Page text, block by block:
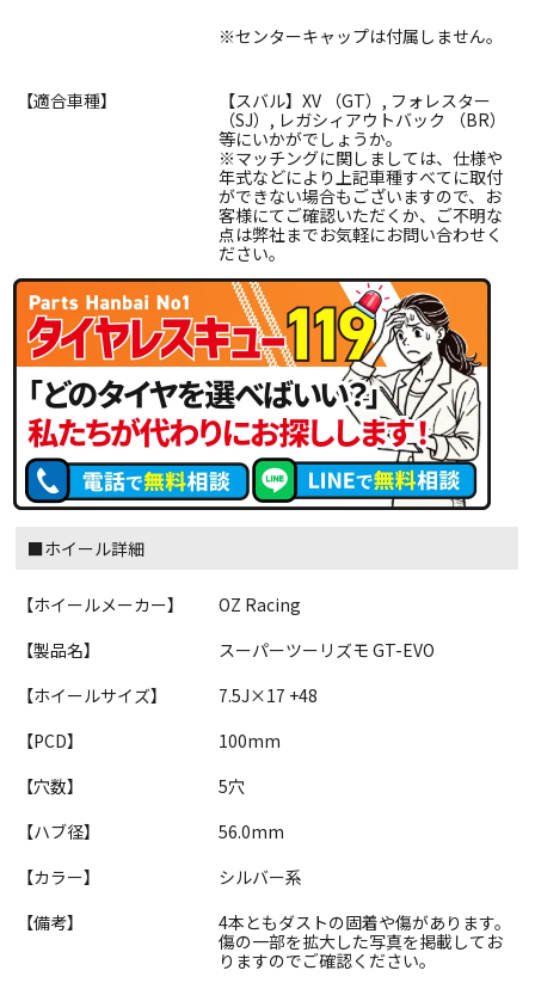
※センターキャップは付属しません。
【適合車種】
【スバル】XV （GT）, フォレスター
（SJ）, レガシィアウトバック （BR）
等にいかがでしょうか。
※マッチングに関しましては、仕様や
年式などにより上記車種すべてに取付
ができない場合もございますので、お
客様にてご確認いただくか、ご不明な
点は弊社までお気軽にお問い合わせく
ださい。
■ホイール詳細
【ホイールメーカー】
OZ Racing
【製品名】
スーパーツーリズモ GT-EVO
【ホイールサイズ】
7.5J×17 +48
【PCD】
100mm
【穴数】
5穴
【ハブ径】
56.0mm
【カラー】
シルバー系
【備考】
4本ともダストの固着や傷があります。
傷の一部を拡大した写真を掲載してお
りますのでご確認ください。